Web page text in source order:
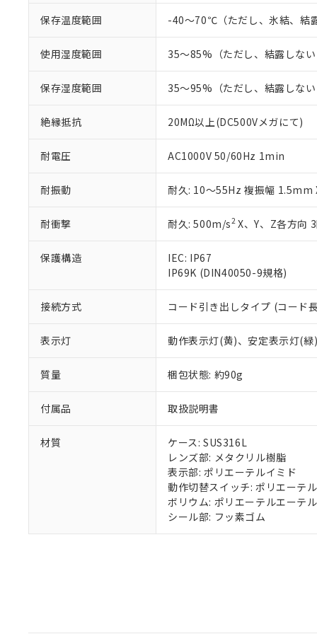
保存温度範囲 -40～70℃（ただし、氷結、結
使用湿度範囲 35～85%（ただし、結露しない
保存湿度範囲 35～95%（ただし、結露しない
絶縁抵抗 20MΩ以上(DC500Vメガにて)
耐電圧 AC1000V 50/60Hz 1min
耐振動 耐久: 10～55Hz 複振幅 1.5mm
耐衝撃 耐久: 500m/s2X、Y、Z各方向
保護構造
IEC: IP67
IP69K (DIN40050-9規格)
接続方式 コード引き出しタイプ (コード
表示灯 動作表示灯(黄)、安定表示灯(緑)
質量 梱包状態: 約90g
付属品 取扱説明書
材質
ケース: SUS316L
レンズ部: メタクリル樹脂
表示部: ポリエーテルイミド
動作切替スイッチ: ポリエーテ
ボリウム: ポリエーテルエーテ
シール部: フッ素ゴム
くものです。
当社制御機
在庫状況お
のであり、
い。
正式な納期
当社販売員
オムロン制
在庫状況お
マイパーツ
ている必要
お客様が当
が、当社の
さい。
六価クロム(Cr(Ⅵ))
ル（DBP） 1000ppm
但し、RoHS指令で産業
フタル酸エステル類の
※2 対応予定月
部品在庫の切り
※3 非含有証明
下記の非含有証明
51物質の非含有証
※本証明書は発行
混在することから
既に当社にて対応
り割愛しております
「－」：未確認で
*中国RoHS10物質の基
Pb(鉛) :1000ppm、
Cr(Ⅵ)(六価クロム) :
DBP(フタル酸ジブチル
※2 環境保護使用
「ｅ」：有害物質
「－」：未確認で
う）を輸出
などの必要な
ます。
当社は貴社
置等に一切使
当社は、貴
また当社は
たしません。
記
号
説明
○ 一定数
△ 一定数
－
在庫な
機器販
空
受注生